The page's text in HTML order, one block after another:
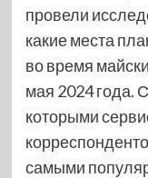
провели
какие места
во время
мая 2024 года.
которыми
самыми